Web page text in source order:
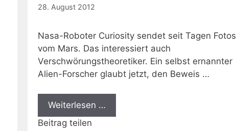
28. August 2012
Nasa-Roboter Curiosity sendet seit Tagen Fotos
vom Mars. Das interessiert auch
Verschwörungstheoretiker. Ein selbst ernannter
Alien-Forscher glaubt jetzt, den Beweis …
Weiterlesen …
Beitrag teilen